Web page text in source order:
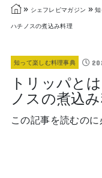
» シェフレピマガジン »
ハチノスの煮込み料理
知って楽しむ料理事典
トリッパと
ノスの煮込
この記事を読むのに